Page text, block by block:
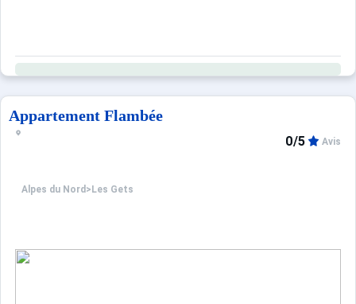
Appartement Flambée
Alpes du Nord > Les Gets
0/5 Avis